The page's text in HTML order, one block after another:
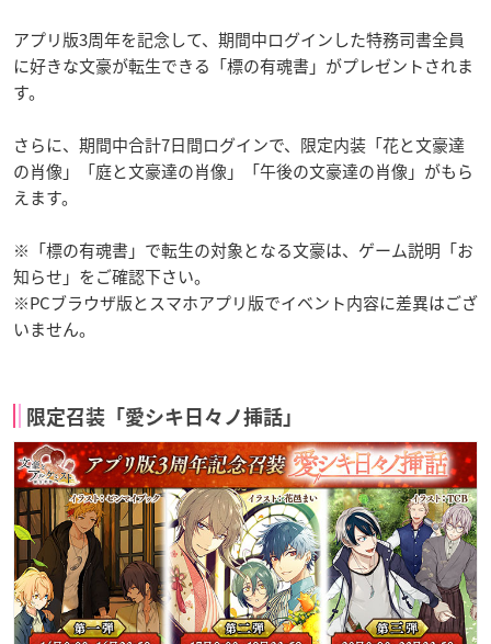
アプリ版3周年を記念して、期間中ログインした特務司書全員
に好きな文豪が転生できる「標の有魂書」がプレゼントされま
す。
さらに、期間中合計7日間ログインで、限定内装「花と文豪達
の肖像」「庭と文豪達の肖像」「午後の文豪達の肖像」がもら
えます。
※「標の有魂書」で転生の対象となる文豪は、ゲーム説明「お
知らせ」をご確認下さい。
※PCブラウザ版とスマホアプリ版でイベント内容に差異はござ
いません。
限定召装「愛シキ日々ノ挿話」